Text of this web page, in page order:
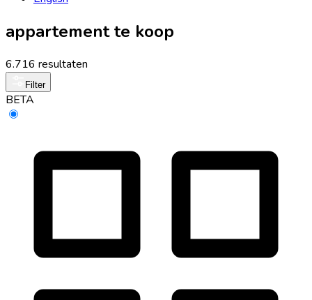
appartement te koop
6.716 resultaten
Filter
BETA